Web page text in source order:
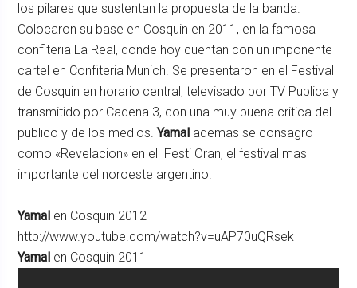
los pilares que sustentan la propuesta de la banda.
Colocaron su base en Cosquin en 2011, en la famosa
confiteria La Real, donde hoy cuentan con un imponente
cartel en Confiteria Munich. Se presentaron en el Festival
de Cosquin en horario central, televisado por TV Publica y
transmitido por Cadena 3, con una muy buena critica del
publico y de los medios.Yamal ademas se consagro
como «Revelacion» en el Festi Oran, el festival mas
importante del noroeste argentino.
Yamal en Cosquin 2012
http://www.youtube.com/watch?v=uAP70uQRsek
Yamal en Cosquin 2011